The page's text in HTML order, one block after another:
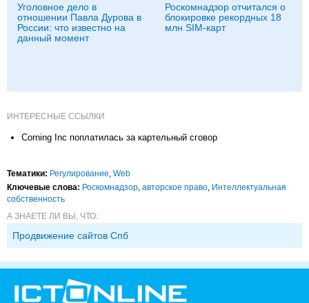
Уголовное дело в
отношении Павла Дурова в
России: что известно на
данный момент
Роскомнадзор отчитался о
блокировке рекордных 18
млн SIM-карт
ИНТЕРЕСНЫЕ ССЫЛКИ
Corning Inc поплатилась за картельный сговор
Тематики: Регулирование Web
Ключевые слова: Роскомнадзор авторское право Интеллектуальная
собственность
А ЗНАЕТЕ ЛИ ВЫ, ЧТО:
Продвижение сайтов Спб